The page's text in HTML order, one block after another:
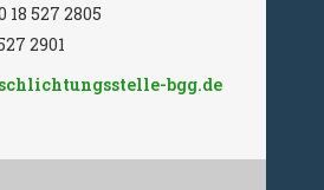
527 2805
2901
bgg.de